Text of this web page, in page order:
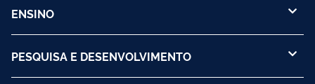
ENSINO
PESQUISA E DESENVOLVIMENTO